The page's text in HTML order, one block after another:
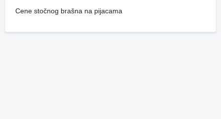
Cene stočnog brašna na pijacama